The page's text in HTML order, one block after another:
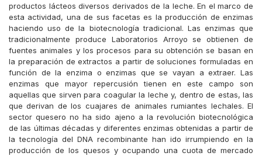
productos lácteos diversos derivados de la leche. En el marco de
esta actividad, una de sus facetas es la producción de enzimas
haciendo uso de la biotecnología tradicional. Las enzimas que
tradicionalmente produce Laboratorios Arroyo se obtienen de
fuentes animales y los procesos para su obtención se basan en
la preparación de extractos a partir de soluciones formuladas en
función de la enzima o enzimas que se vayan a extraer. Las
enzimas que mayor repercusión tienen en este campo son
aquellas que sirven para coagular la leche y, dentro de estas, las
que derivan de los cuajares de animales rumiantes lechales. El
sector quesero no ha sido ajeno a la revolución biotecnológica
de las últimas décadas y diferentes enzimas obtenidas a partir de
la tecnología del DNA recombinante han ido irrumpiendo en la
producción de los quesos y ocupando una cuota de mercado